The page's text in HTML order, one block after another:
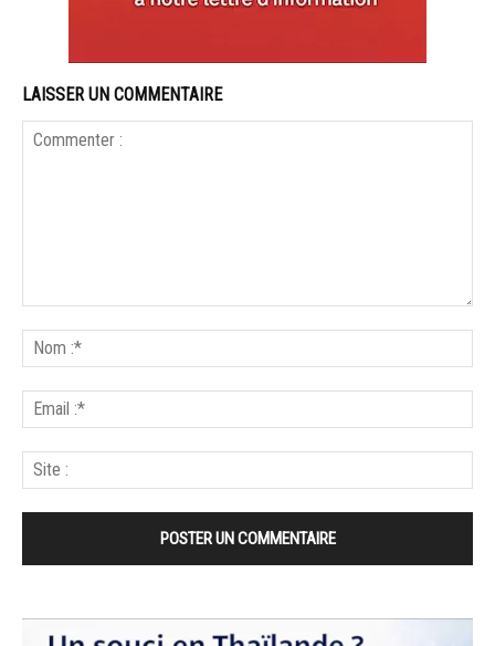
LAISSER UN COMMENTAIRE